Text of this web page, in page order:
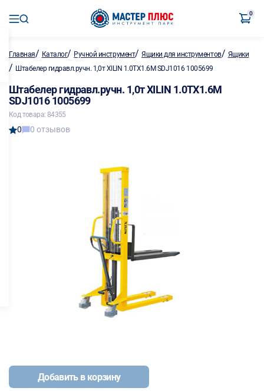
0
Главная/ Каталог/ Ручной инструмент/Ящики для инструментов/ Ящики
/ Штабелер гидравл.ручн. 1,0т XILIN 1.0TX1.6M SDJ1016 1005699
Штабелер гидравл.ручн. 1,0т XILIN 1.0TX1.6M
SDJ1016 1005699
Код товара: 84355
0 0 отзывов
Добавить в корзину